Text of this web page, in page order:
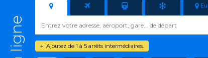
Ajoutez de 1 à 5 arrêts intermédiaires.
+